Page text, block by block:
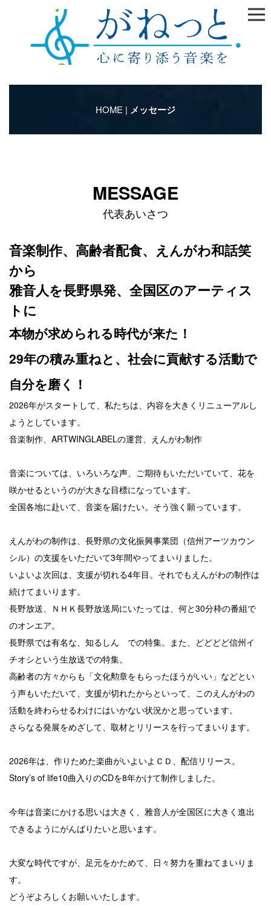
HOME | メッセージ
MESSAGE
代表あいさつ
音楽制作、高齢者配食、えんがわ和話笑
から
雅音人を長野県発、全国区のアーティス
トに
本物が求められる時代が来た！
29年の積み重ねと、社会に貢献する活動で
自分を磨く！
2026年がスタートして、私たちは、内容を大きくリニューアルし
ようとしています。
音楽制作、ARTWINGLABELの運営、えんがわ制作
音楽については、いろいろな声、ご期待もいただいていて、花を
咲かせるというのが大きな目標になっています。
全国各地に赴いて、音楽を届けたい。そう強く願っています。
えんがわの制作は、長野県の文化振興事業団（信州アーツカウン
シル）の支援をいただいて3年間やってまいりました。
いよいよ次回は、支援が切れる4年目。それでもえんがわの制作は
続けてまいります。
長野放送、ＮＨＫ長野放送局にいたっては、何と30分枠の番組で
のオンエア。
長野県では有名な、知るしん での特集。また、どどどど信州イ
チオシという生放送での特集。
高齢者の方々からも「文化勲章をもらったほうがいい」などとい
う声もいただいて、支援が切れたからといって、このえんがわの
活動を終わらせるわけにはいかない状況かと思っています。
さらなる発展をめざして、取材とリリースを行ってまいります。
2026年は、作りためた楽曲がいよいよＣＤ、配信リリース。
Story’s of life10曲入りのCDを8年かけて制作しました。
今年は音楽にかける思いは大きく、雅音人が全国区に大きく進出
できるようにがんばりたいと思います。
大変な時代ですが、足元をかためて、日々努力を重ねてまいりま
す。
どうぞよろしくお願いいたします。